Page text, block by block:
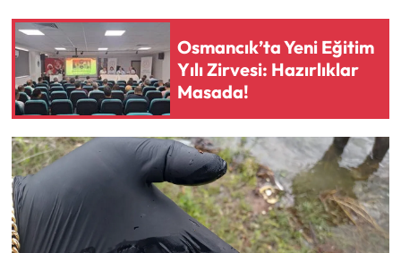
Osmancık’ta Yeni Eğitim
Yılı Zirvesi: Hazırlıklar
Masada!
Ortaköy Haberleri
Osmancık Haberleri
Otomotiv
Resmi İlan
Resmi Reklam